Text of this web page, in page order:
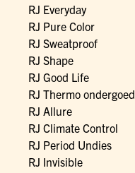
RJ Everyday
RJ Pure Color
RJ Sweatproof
RJ Shape
RJ Good Life
RJ Thermo ondergoed
RJ Allure
RJ Climate Control
RJ Period Undies
RJ Invisible